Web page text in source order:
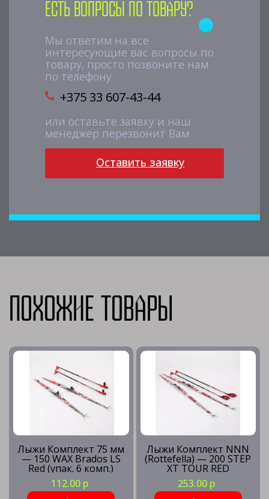
Есть вопросы по товару?
Мы ответим на все
интересующие вас вопросы по
товару, просто позвоните нам
по телефону
+375 33 607-43-44
или оставьте заявку и наш
менеджер перезвонит Вам
Оставить заявку
Похожие товары
Лыжи Комплект 75 мм
— 150 WAX Brados LS
Red (упак. 6 комп.)
112.00 р
Лыжи Комплект NNN
(Rottefella) — 200 STEP
XT TOUR RED
253.00 р